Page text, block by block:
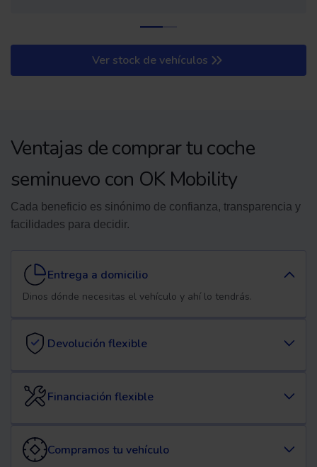
Ver stock de vehículos
Ventajas de comprar tu coche
seminuevo con OK Mobility
Cada beneficio es sinónimo de confianza, transparencia y
facilidades para decidir.
Entrega a domicilio
Dinos dónde necesitas el vehículo y ahí lo tendrás.
Devolución flexible
Financiación flexible
Compramos tu vehículo